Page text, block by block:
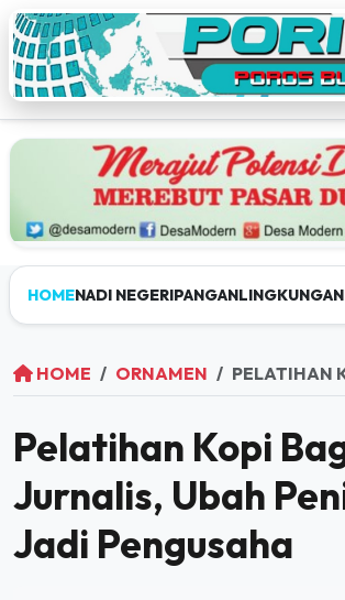
HOMENADI NEGERIPANGANLINGKUNGAN
HOME ORNAMEN PELATIHAN KOPI BAGI JURNALIS, UBAH
Pelatihan Kopi
Jurnalis, Ubah
Jadi Pengusaha